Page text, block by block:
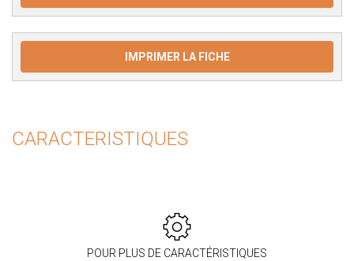
IMPRIMER LA FICHE
CARACTERISTIQUES
POUR PLUS DE CARACTÉRISTIQUES